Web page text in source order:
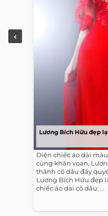
Lương Bích Hữu đẹp
Diện chiếc áo dài
cùng khăn voan,
thành cô dâu đầy
Lương Bích Hữu đẹp
chiếc áo dài cô dâu: ...